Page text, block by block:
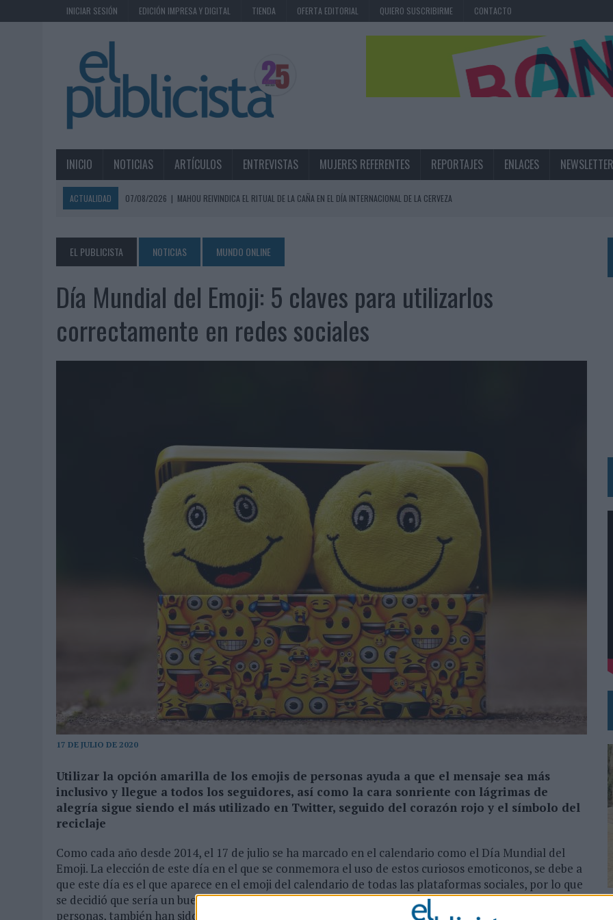
INICIAR SESIÓN EDICIÓN IMPRESA Y DIGITAL TIENDA OFERTA EDITORIAL QUIERO SUSCRIBIRME CONTACTO
INICIO NOTICIAS ARTÍCULOS ENTREVISTAS MUJERES REFERENTES REPORTAJES ENLACES NEWSLETTER
ACTUALIDAD 07/08/2026 | MAHOU REIVINDICA EL RITUAL DE LA CAÑA EN EL DÍA INTERNACIONAL DE LA CERVEZA
07/08/2026 | EL VERANO PONE A PRUEBA LA ESTRATEGIA DIGITAL DE LAS MARCAS
07/08/2026
VUELING CONVIERTE LOS RECUERDOS EN SOUVENIRS CON IA
07/08/2026
| CUANDO SE APAGUE EL SOL, EL ECLIPSE DE 2026 PONDRÁ A PRUEBA LA CREATIVIDAD DE LAS MARCAS
06/08/2026
|
‘LA VUELTA’, DE FENOMENAL PARA MÁLAGA CF
FRIGO Y UNIQLO LANZAN UNA COLECCIÓN PERSONALIZABLE INSPIRADA EN CORNETTO, CALIPPO Y SOLERO
LA IA ESTÁ SUBIENDO EL LISTÓN DE LA CREATIVIDAD
BEON WORLDWIDE LANZA RAÍZ URBANA PARA TRANSFORMAR EL PATRIMONIO HISTÓRICO EN ACTIVOS CULTURALES Y ECONÓMICOS
FABRA COMUNICACIÓN INCORPORA A CASONÁ Y ASUME LA GESTIÓN DE SUS RELACIONES CON LOS MEDIOS
LOPESAN HOTELS & RESORTS ACERCA EL PARAÍSO CANARIO EN SU ÚLTIMA CAMPAÑA INTERNACIONAL
LUIS ARQUILLOS (BURGO DE ARIAS): “LA CONSTRUCCIÓN DE MARCA A LARGO PLAZO Y LA MEDICIÓN SON DOS CARAS DE LA MISMA
‘EL PARAÍSO MÁS CERCA’, DE 22GRADOS PARA LOPESAN HOTELS & RESORTS
‘LA ÚNICA CERVEZA DEL MUNDO QUE SE DISFRUTA DOS VECES’, DE INUSUALY PARA CERVEZA CAPAZ
EL MÁLAGA CF CULMINA SU TRILOGÍA DE MARCA CON UNA CAMPAÑA QUE CELEBRA SU REGRESO A PRIMERA DIVISIÓN
EL PUBLICISTA NOTICIAS MUNDO ONLINE
Día Mundial del Emoji: 5 claves para utilizarlos
correctamente en redes sociales
17 DE JULIO DE 2020
Utilizar la opción amarilla de los emojis de personas ayuda a que el mensaje sea más
inclusivo y llegue a todos los seguidores, así como la cara sonriente con lágrimas de
alegría sigue siendo el más utilizado en Twitter, seguido del corazón rojo y el símbolo del
reciclaje
Como cada año desde 2014, el 17 de julio se ha marcado en el calendario como el Día Mundial del
Emoji. La elección de este día en el que se conmemora el uso de estos curiosos emoticonos, se debe a
que este día es el que aparece en el emoji del calendario de todas las plataformas sociales, por lo que
se decidió que sería un buen día para celebrarlo. Cada día, los emojis son usados por millones de
personas, también han sido usados por diferentes marcas para anunciar sus productos e incluso han